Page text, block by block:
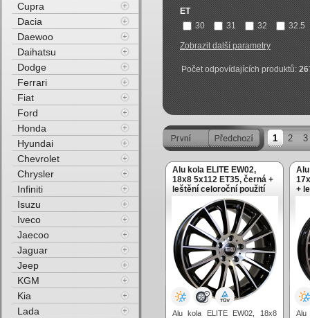
ET
30
31 32 32.5
Zobrazit další parametry
Počet odpovídajících produktů:
1 2 3
Alu kola ELITE EW02,
18x8 5x112 ET35, černá +
leštění celoroční použití
Alu kola ELITE EW02, 18x8
+
Alu
Cupra
Dacia
Daewoo
Daihatsu
Dodge
Ferrari
Fiat
Ford
Honda
Hyundai
Chevrolet
Chrysler
Infiniti
Isuzu
Iveco
Jaecoo
Jaguar
Jeep
KGM
Kia
Lada